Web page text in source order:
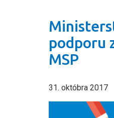
podporu
MSP
31. októbra 2017